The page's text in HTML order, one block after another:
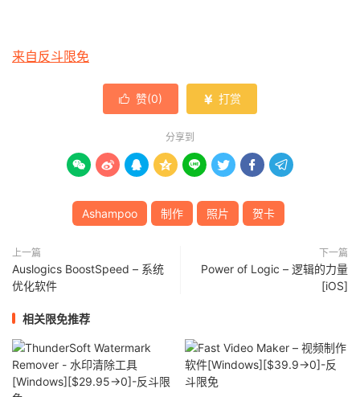
来自反斗限免
 赞(0)  打赏
分享到
       
Ashampoo 制作 照片 贺卡
上一篇
Auslogics BoostSpeed – 系统
优化软件
下一篇
Power of Logic – 逻辑的力量
[iOS]
相关限免推荐